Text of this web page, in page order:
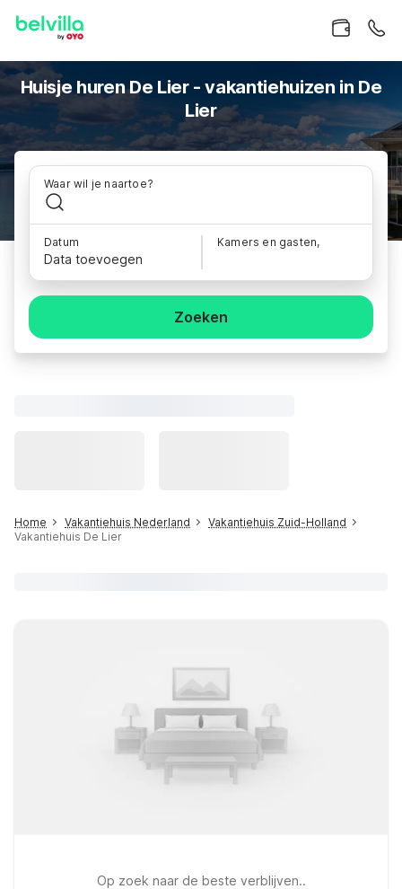
Huisje huren De Lier - vakantiehuizen in De
Lier
Waar wil je naartoe?
Datum
Data toevoegen
Kamers en gasten,
Zoeken
Home Vakantiehuis Nederland
Vakantiehuis Zuid-Holland
Vakantiehuis De Lier
Op zoek naar de beste verblijven..